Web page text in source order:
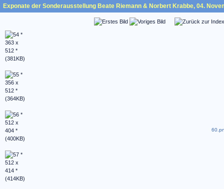
Exponate der Sonderausstellung Beate Riemann & Norbert Krabbe, 04.